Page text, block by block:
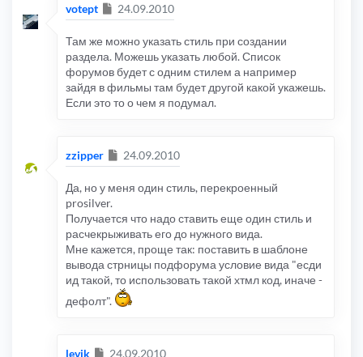
votept Сообщение
24.09.2010
Там же можно указать стиль при создании
раздела. Можешь указать любой. Список
форумов будет с одним стилем а например
зайдя в фильмы там будет другой какой укажешь.
Если это то о чем я подумал.
zzipper Сообщение
24.09.2010
Да, но у меня один стиль, перекроенный
prosilver.
Получается что надо ставить еще один стиль и
расчекрыживать его до нужного вида.
Мне кажется, проще так: поставить в шаблоне
вывода стрницы подфорума условие вида "есди
ид такой, то использовать такой хтмл код, иначе -
дефолт".
levik Сообщение
24.09.2010